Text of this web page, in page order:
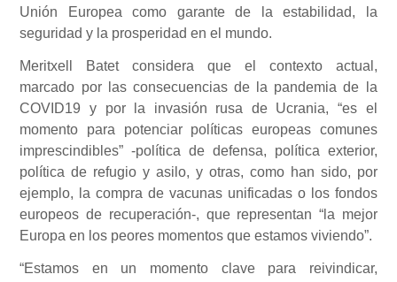
Unión Europea como garante de la estabilidad, la
seguridad y la prosperidad en el mundo.
Meritxell Batet considera que el contexto actual,
marcado por las consecuencias de la pandemia de la
COVID19 y por la invasión rusa de Ucrania, “es el
momento para potenciar políticas europeas comunes
imprescindibles” -política de defensa, política exterior,
política de refugio y asilo, y otras, como han sido, por
ejemplo, la compra de vacunas unificadas o los fondos
europeos de recuperación-, que representan “la mejor
Europa en los peores momentos que estamos viviendo”.
“Estamos en un momento clave para reivindicar,